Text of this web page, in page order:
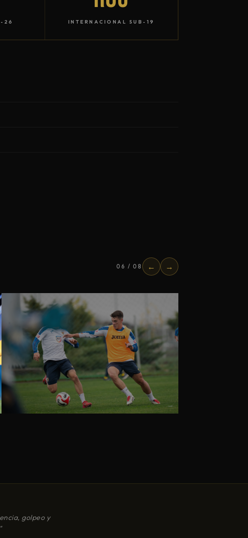
26 INTERNACIONAL SUB-19
06 / 08 ← →
golpeo y
"